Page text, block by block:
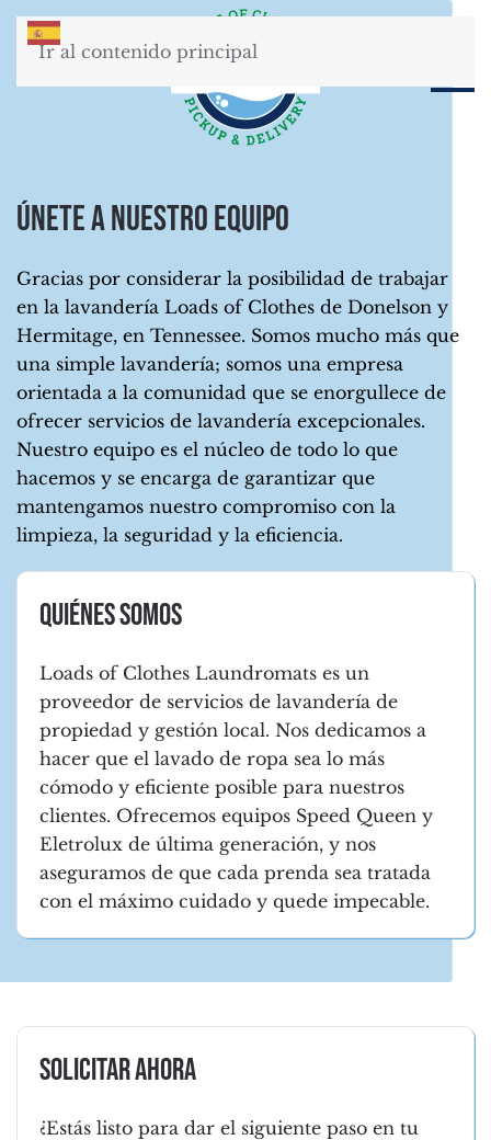
Ir al contenido principal
Únete a nuestro equipo
Gracias por considerar la posibilidad de trabajar
en la lavandería Loads of Clothes de Donelson y
Hermitage, en Tennessee. Somos mucho más que
una simple lavandería; somos una empresa
orientada a la comunidad que se enorgullece de
ofrecer servicios de lavandería excepcionales.
Nuestro equipo es el núcleo de todo lo que
hacemos y se encarga de garantizar que
mantengamos nuestro compromiso con la
limpieza, la seguridad y la eficiencia.
Quiénes somos
Loads of Clothes Laundromats es un
proveedor de servicios de lavandería de
propiedad y gestión local. Nos dedicamos a
hacer que el lavado de ropa sea lo más
cómodo y eficiente posible para nuestros
clientes. Ofrecemos equipos Speed Queen y
Eletrolux de última generación, y nos
aseguramos de que cada prenda sea tratada
con el máximo cuidado y quede impecable.
Solicitar ahora
¿Estás listo para dar el siguiente paso en tu